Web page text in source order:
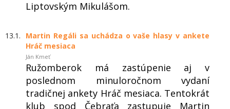
Liptovským Mikulášom.
13.1.
Martin Regáli sa uchádza o vaše hlasy v ankete
Hráč mesiaca
Ján Kmeť
Ružomberok má zastúpenie aj v
poslednom minuloročnom vydaní
tradičnej ankety Hráč mesiaca. Tentokrát
klub spod Čebraťa zastupuje Martin